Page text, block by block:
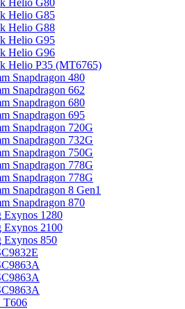
Helio G85
Helio G88
Helio G95
Helio G96
Helio P35 (MT6765)
Snapdragon 480
Snapdragon 662
Snapdragon 680
Snapdragon 695
Snapdragon 720G
Snapdragon 732G
Snapdragon 750G
Snapdragon 778G
Snapdragon 778G
Snapdragon 8 Gen1
Snapdragon 870
Exynos 1280
Exynos 2100
Exynos 850
T606